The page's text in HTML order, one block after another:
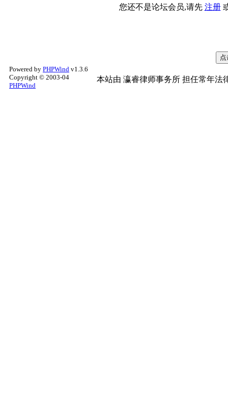
您还不是论坛会员,请先 注册
Powered by PHPWind v1.3.6
Copyright © 2003-04
PHPWind
本站由 瀛睿律师事务所 担任常年法